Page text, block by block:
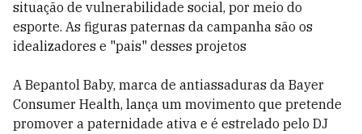
situação de vulnerabilidade social, por meio do
esporte. As figuras paternas da campanha são os
idealizadores e "pais" desses projetos
A Bepantol Baby, marca de antiassaduras da Bayer
Consumer Health, lança um movimento que pretende
promover a paternidade ativa e é estrelado pelo DJ